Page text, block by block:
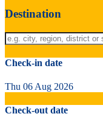
Destination
Check-in date
Thu 06 Aug 2026
Check-out date